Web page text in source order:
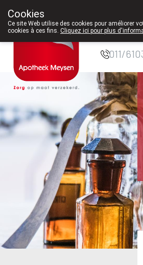
SPRL
011/
Cookies
Ce site Web utilise des cookies pour améliorer
cookies à ces fins. Cliquez ici pour plus